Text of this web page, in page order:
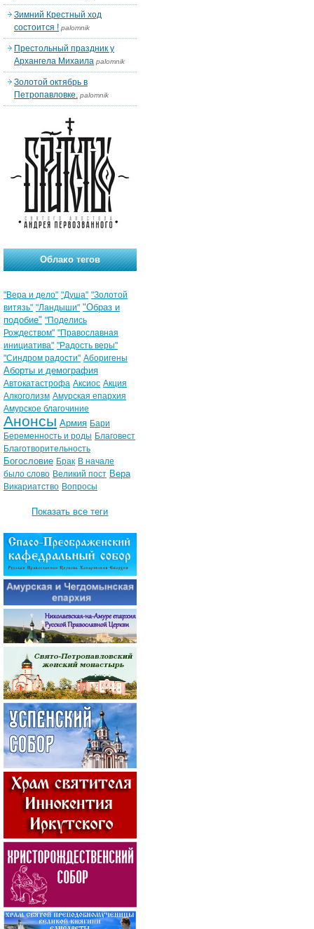
Зимний Крестный ход
состоится ! palomnik
Престольный праздник у
Архангела Михаила palomnik
Золотой октябрь в
Петропавловке. palomnik
Облако тегов
"Вера и дело" "Душа" "Золотой
витязь" "Ландыши" "Образ и
подобие" "Поделись
Рождеством" "Православная
инициатива" "Радость веры"
"Синдром радости" Аборигены
Аборты и демография
Автокатастрофа Аксиос Акция
Алкоголизм Амурская епархия
Амурское благочиние
Анонсы Армия Бари
Беременность и роды Благовест
Благотворительность
Богословие Брак В начале
было слово Великий пост Вера
Викариатство Вопросы
Показать все теги